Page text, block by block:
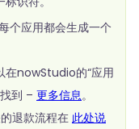
个应用都会生成一个
在nowStudio的“应用
到 – 更多信息。
退款流程在 此处说